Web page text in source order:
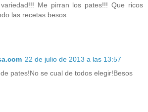
Me pirran los pates!!! Que ricos
las recetas besos
22 de julio de 2013 a las 13:57
pates!No se cual de todos elegir!Besos